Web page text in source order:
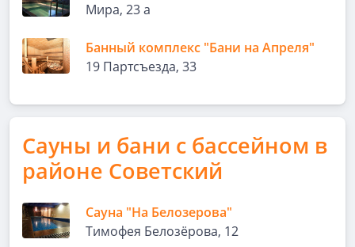
Мира, 23 а
Банный комплекс "Бани на Апреля"
19 Партсъезда, 33
Сауны и бани с бассейном в
районе Советский
Сауна "На Белозерова"
Тимофея Белозёрова, 12